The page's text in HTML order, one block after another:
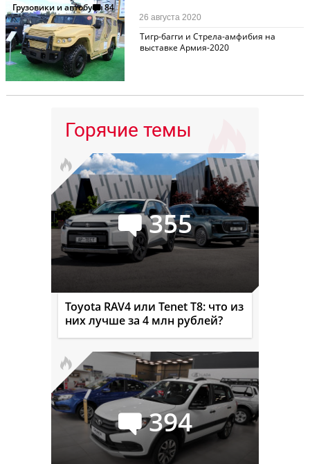
Грузовики и автобусы84
Тигр-багги и Стрела-амфибия на
выставке Армия-2020
26 августа 2020
Горячие темы
355
Toyota RAV4 или Tenet T8: что из
них лучше за 4 млн рублей?
394